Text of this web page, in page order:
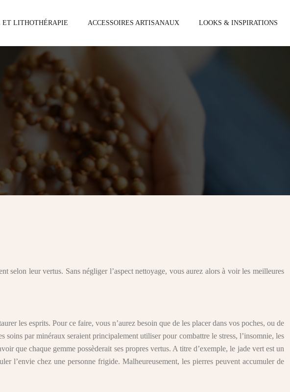
ET LITHOTHÉRAPIE ACCESSOIRES ARTISANAUX LOOKS & INSPIRATIONS
selon leur vertus. Sans négliger l’aspect nettoyage, vous aurez alors à voir les meilleures
les esprits. Pour ce faire, vous n’aurez besoin que de les placer dans vos poches, ou de
par minéraux seraient principalement utiliser pour combattre le stress, l’insomnie, les
que chaque gemme possèderait ses propres vertus. A titre d’exemple, le jade vert est un
l’envie chez une personne frigide. Malheureusement, les pierres peuvent accumuler de